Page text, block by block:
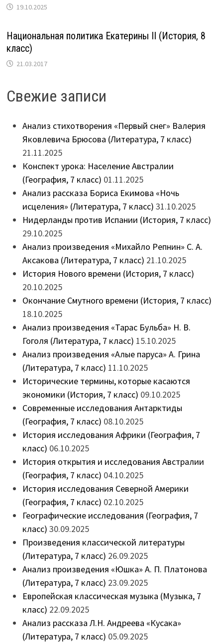
19.10.2025
Национальная политика Екатерины II (История, 8
класс)
21.03.2017
Свежие записи
Анализ стихотворения «Первый снег» Валерия
Яковлевича Брюсова (Литература, 7 класс)
21.11.2025
Конспект урока: Население Австралии
(География, 7 класс) 01.11.2025
Анализ рассказа Бориса Екимова «Ночь
исцеления» (Литература, 7 класс) 31.10.2025
Нидерланды против Испании (История, 7 класс)
29.10.2025
Анализ произведения «Михайло Репнин» С. А.
Аксакова (Литература, 7 класс) 21.10.2025
История Нового времени (История, 7 класс)
20.10.2025
Окончание Смутного времени (История, 7 класс)
18.10.2025
Анализ произведения «Тарас Бульба» Н. В.
Гоголя (Литература, 7 класс) 15.10.2025
Анализ произведения «Алые паруса» А. Грина
(Литература, 7 класс) 11.10.2025
Исторические термины, которые касаются
экономики (История, 7 класс) 09.10.2025
Современные исследования Антарктиды
(География, 7 класс) 08.10.2025
История исследования Африки (География, 7
класс) 06.10.2025
История открытия и исследования Австралии
(География, 7 класс) 04.10.2025
История исследования Северной Америки
(География, 7 класс) 02.10.2025
Географические исследования (География, 7
класс) 30.09.2025
Произведения классической литературы
(Литература, 7 класс) 26.09.2025
Анализ произведения «Юшка» А. П. Платонова
(Литература, 7 класс) 23.09.2025
Европейская классическая музыка (Музыка, 7
класс) 22.09.2025
Анализ рассказа Л.Н. Андреева «Кусака»
(Литература, 7 класс) 05.09.2025